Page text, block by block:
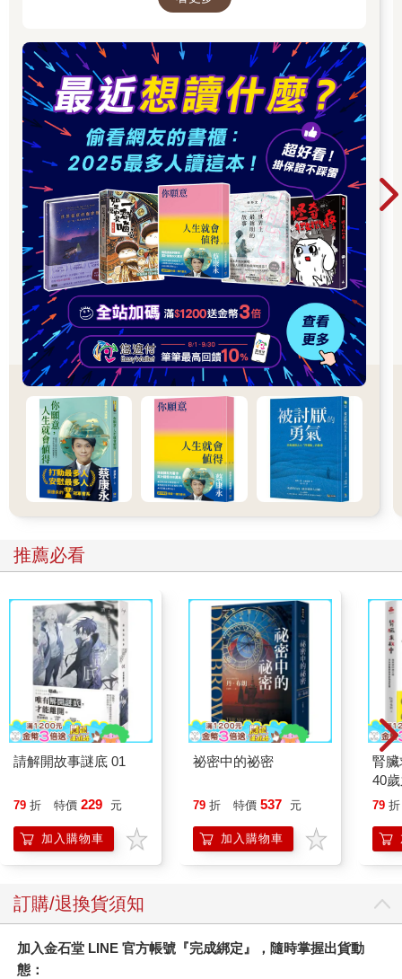
推薦必看
請解開故事謎底 01
79 折 特價 229 元
加入購物車
祕密中的祕密
79 折 特價 537 元
加入購物車
腎
40
就
79 折
訂購/退換貨須知
加入金石堂 LINE 官方帳號『完成綁定』，隨時掌握出貨動
態：